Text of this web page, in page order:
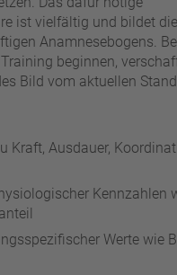
ist vielfältig und bildet
Anamnesebogens.
beginnen,
Bild vom aktuellen
Kraft, Ausdauer,
Kennzahlen
Werte wie